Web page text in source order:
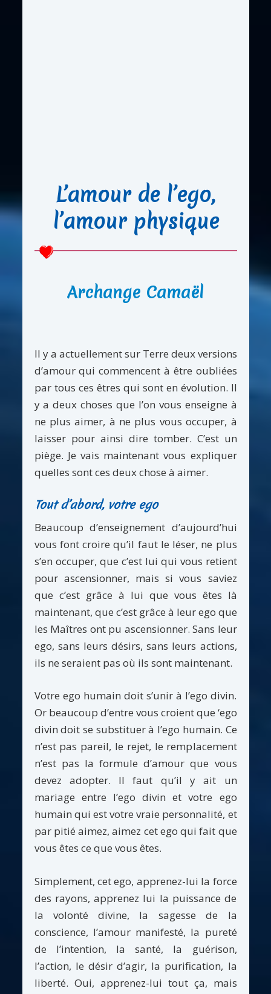
L’amour de l’ego,
l’amour physique
Archange Camaël
Il y a actuellement sur Terre deux versions
d’amour qui commencent à être oubliées
par tous ces êtres qui sont en évolution. Il
y a deux choses que l’on vous enseigne à
ne plus aimer, à ne plus vous occuper, à
laisser pour ainsi dire tomber. C’est un
piège. Je vais maintenant vous expliquer
quelles sont ces deux chose à aimer.
Tout d’abord, votre ego
Beaucoup d’enseignement d’aujourd’hui
vous font croire qu’il faut le léser, ne plus
s’en occuper, que c’est lui qui vous retient
pour ascensionner, mais si vous saviez
que c’est grâce à lui que vous êtes là
maintenant, que c’est grâce à leur ego que
les Maîtres ont pu ascensionner. Sans leur
ego, sans leurs désirs, sans leurs actions,
ils ne seraient pas où ils sont maintenant.
Votre ego humain doit s’unir à l’ego divin.
Or beaucoup d’entre vous croient que ‘ego
divin doit se substituer à l’ego humain. Ce
n’est pas pareil, le rejet, le remplacement
n’est pas la formule d’amour que vous
devez adopter. Il faut qu’il y ait un
mariage entre l’ego divin et votre ego
humain qui est votre vraie personnalité, et
par pitié aimez, aimez cet ego qui fait que
vous êtes ce que vous êtes.
Simplement, cet ego, apprenez-lui la force
des rayons, apprenez lui la puissance de
la volonté divine, la sagesse de la
conscience, l’amour manifesté, la pureté
de l’intention, la santé, la guérison,
l’action, le désir d’agir, la purification, la
liberté. Oui, apprenez-lui tout ça, mais